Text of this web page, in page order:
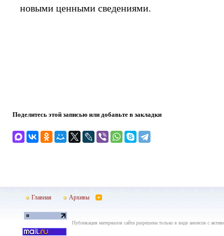
новыми ценными сведениями.
Поделитесь этой записью или добавьте в закладки
Главная Архивы
Публикация материалов сайта разрешена только в виде анонсов с